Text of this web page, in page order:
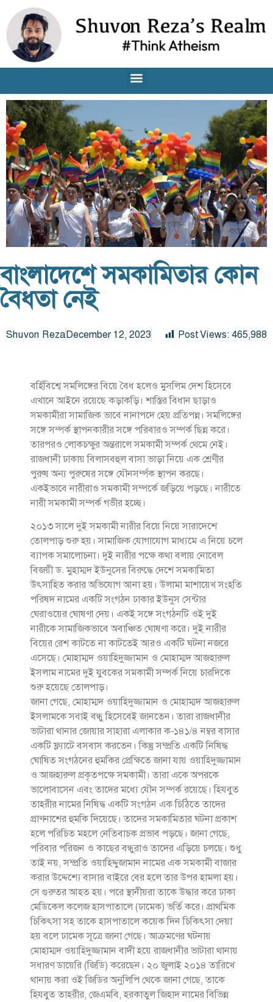
বাংলাদেশে সমকামিতার কোন
বৈধতা নেই
Shuvon RezaDecember 12, 2023 Post Views:465,988
বর্হিবিশ্বে সমলিঙ্গের বিয়ে বৈধ হলেও মুসলিম দেশ হিসেবে
এখানে আইনে রয়েছে কড়াকড়ি। শাস্তির বিধান ছাড়াও
সমকামীরা সামাজিক ভাবে নানাপদে হেয় প্রতিপন্ন। সমলিঙ্গের
সঙ্গে সম্পর্ক স্থাপনকারীর সঙ্গে পরিবারও সম্পর্ক ছিন্ন করে।
তারপরও লোকচক্ষুর অন্তরালে সমকামী সম্পর্ক থেমে নেই।
রাজধানী ঢাকায় বিলাসবহুল বাসা ভাড়া নিয়ে এক শ্রেণীর
পুরুষ অন্য পুরুষের সঙ্গে যৌনসর্ম্পক স্থাপন করছে।
একইভাবে নারীরাও সমকামী সম্পর্কে জড়িয়ে পড়ছে। নারীতে
নারী সমকামী সম্পর্ক গভীর হচ্ছে।
২০১৩ সালে দুই সমকামী নারীর বিয়ে নিয়ে সারাদেশে
তোলপাড় শুরু হয়। সামাজিক যোগাযোগ মাধ্যমে এ নিয়ে চলে
ব্যাপক সমালোচনা। দুই নারীর পক্ষে কথা বলায় নোবেল
বিজয়ী ড. মুহাম্মদ ইউনুসের বিরুদ্ধে দেশে সমকামিতা
উৎসাহিত করার অভিযোগ আনা হয়। উলামা মাশায়েখ সংহতি
পরিষদ নামের একটি সংগঠন ঢাকার ইউনুস সেন্টার
ঘেরাওয়ের ঘোষণা দেয়। একই সঙ্গে সংগঠনটি ওই দুই
নারীকে সামাজিকভাবে অবাঞ্চিত ঘোষণা করে। দুই নারীর
বিয়ের রেশ কাটতে না কাটতেই আরও একটি ঘটনা নজরে
এসেছে। মোহাম্মদ ওয়াহিদুজ্জামান ও মোহাম্মদ আজহারুল
ইসলাম নামের দুই যুবকের সমকামী সম্পর্ক নিয়ে চারদিকে
শুরু হয়েছে তোলপাড়।
জানা গেছে, মোহাম্মদ ওয়াহিদুজ্জামান ও মোহাম্মদ আজহারুল
ইসলামকে সবাই বন্ধু হিসেবেই জানতেন। তারা রাজধানীর
ভাটারা থানার জোয়ার সাহারা এলাকার ক-১৪১/৪ নম্বর বাসার
একটি ফ্ল্যাটে বসবাস করতেন। কিন্তু সম্প্রতি একটি নিষিদ্ধ
ঘোষিত সংগঠনের হুমকির প্রেক্ষিতে জানা যায় ওয়াহিদুজ্জামান
ও আজহারুল প্রকৃতপক্ষে সমকামী। তারা একে অপরকে
ভালোবাসেন এবং তাদের মধ্যে যৌন সম্পর্ক রয়েছে। হিযবুত
তাহরীর নামের নিষিদ্ধ একটি সংগঠন এক চিঠিতে তাদের
প্রাণনাশের হুমকি দিয়েছে। তাদের সমকামিতার ঘটনা প্রকাশ
হলে পরিচিত মহলে নেতিবাচক প্রভাব পড়ছে। জানা গেছে,
পরিবার পরিজন ও কাছের বন্ধুরাও তাদের এড়িয়ে চলছে। শুধু
তাই নয়, সম্প্রতি ওয়াহিদ্দুজামান নামের এক সমকামী বাজার
করার উদ্দেশ্যে বাসার বাইরে বের হলে তার উপর হামলা হয়।
সে গুরুতর আহত হয়। পরে স্থানীয়রা তাকে উদ্ধার করে ঢাকা
মেডিকেল কলেজ হাসপাতালে (ঢামেক) ভর্তি করে। প্রাথমিক
চিকিৎসা সহ তাকে হাসপাতালে কয়েক দিন চিকিৎসা দেয়া
হয় বলে ঢামেক সূত্রে জানা গেছে। আক্রমণের ঘটনায়
মোহাম্মদ ওয়াহিদুজ্জামান বাদী হয়ে রাজধানীর ভাটারা থানায়
সধারণ ডায়েরি (জিডি) করেছেন। ২০ জুলাই ২০১৪ তারিখে
থানায় করা ওই জিডির অনুলিপি থেকে জানা গেছে, তাকে
হিযবুত তাহরীর, জেএমবি, হরকাতুল জিহাদ নামের বিভিন্ন